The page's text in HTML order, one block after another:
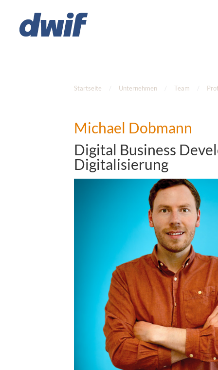
Zum Hauptinhalt springen
Startseite Unternehmen Team
Michael Dobmann
Digital Business
Digitalisierung